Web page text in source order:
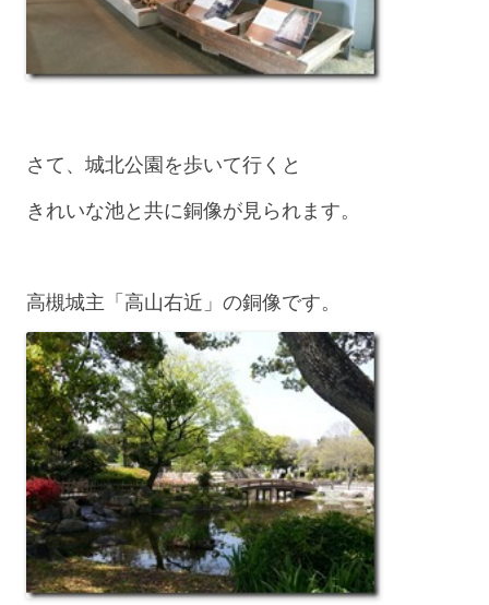
さて、城北公園を歩いて行くと
きれいな池と共に銅像が見られます。
高槻城主「高山右近」の銅像です。